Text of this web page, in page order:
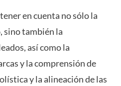
en cuenta no sólo la
sino también la
así como la
y la comprensión de
y la alineación de las